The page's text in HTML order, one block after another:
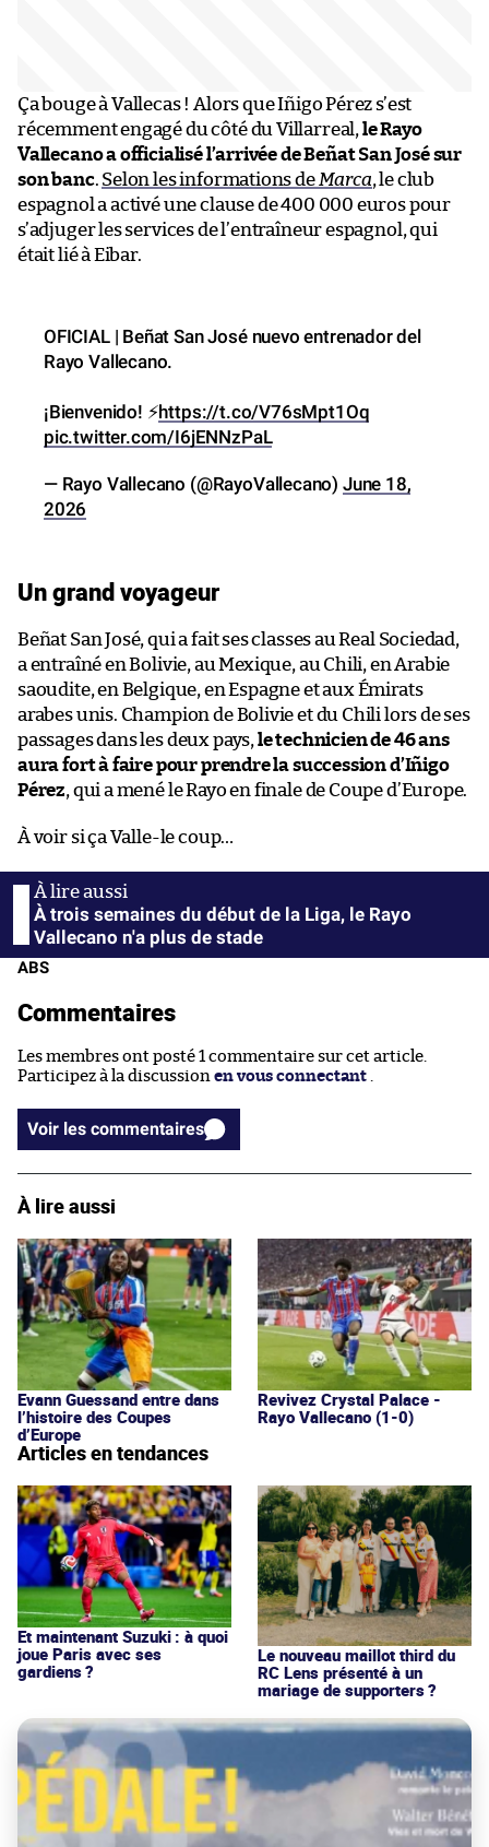
Ça bouge à Vallecas ! Alors que Iñigo Pérez s’est
récemment engagé du côté du Villarreal,le Rayo
Vallecano a officialisé l’arrivée de Beñat San José sur
son banc. Selon les informations deMarca, le club
espagnol a activé une clause de 400 000 euros pour
s’adjuger les services de l’entraîneur espagnol, qui
était lié à Eibar.
OFICIAL | Beñat San José nuevo entrenador del
¡Bienvenido! ⚡https://t.co/V76sMpt1Oq
— Rayo Vallecano (@RayoVallecano)
Un grand voyageur
Beñat San José, qui a fait ses classes au Real Sociedad,
a entraîné en Bolivie, au Mexique, au Chili, en Arabie
saoudite, en Belgique, en Espagne et aux Émirats
arabes unis. Champion de Bolivie et du Chili lors de ses
passages dans les deux pays,le technicien de 46 ans
aura fort à faire pour prendre la succession d’Iñigo
À trois semaines du début de la Liga, le Rayo
Vallecano n'a plus de stade
Les membres ont posté 1 commentaire sur cet article.
Voir les commentaires
Evann Guessand entre dans
l’histoire des Coupes
d’Europe
Revivez Crystal Palace -
Et maintenant Suzuki : à quoi
joue Paris avec ses
Le nouveau maillot third du
RC Lens présenté à un